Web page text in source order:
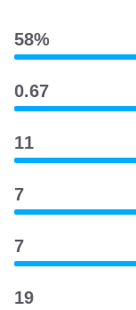
58‎%‎
0.67
11
7
7
19